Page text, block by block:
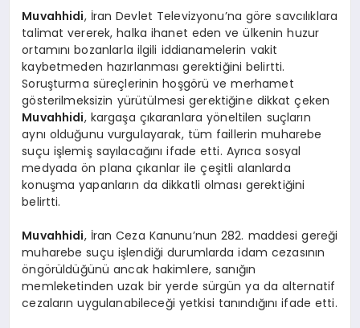
Muvahhidi, İran Devlet Televizyonu’na göre savcılıklara
talimat vererek, halka ihanet eden ve ülkenin huzur
ortamını bozanlarla ilgili iddianamelerin vakit
kaybetmeden hazırlanması gerektiğini belirtti.
Soruşturma süreçlerinin hoşgörü ve merhamet
gösterilmeksizin yürütülmesi gerektiğine dikkat çeken
Muvahhidi, kargaşa çıkaranlara yöneltilen suçların
aynı olduğunu vurgulayarak, tüm faillerin muharebe
suçu işlemiş sayılacağını ifade etti. Ayrıca sosyal
medyada ön plana çıkanlar ile çeşitli alanlarda
konuşma yapanların da dikkatli olması gerektiğini
belirtti.
Muvahhidi, İran Ceza Kanunu’nun 282. maddesi gereği
muharebe suçu işlendiği durumlarda idam cezasının
öngörüldüğünü ancak hakimlere, sanığın
memleketinden uzak bir yerde sürgün ya da alternatif
cezaların uygulanabileceği yetkisi tanındığını ifade etti.